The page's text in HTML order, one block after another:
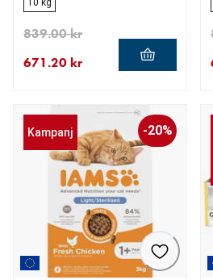
671.20 kr
839.00 kr
Kampanj -20%